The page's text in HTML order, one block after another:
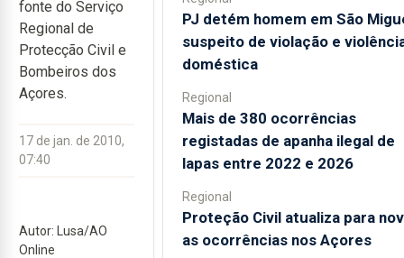
fonte do Serviço
Regional de
Protecção Civil e
Bombeiros dos
Açores.
17 de jan. de 2010,
07:40
Autor: Lusa/AO
Online
PJ detém homem em São
suspeito de violação e
doméstica
Regional
Mais de 380 ocorrências
registadas de apanha ilegal de
lapas entre 2022 e 2026
Regional
Proteção Civil atualiza para
as ocorrências nos Açores